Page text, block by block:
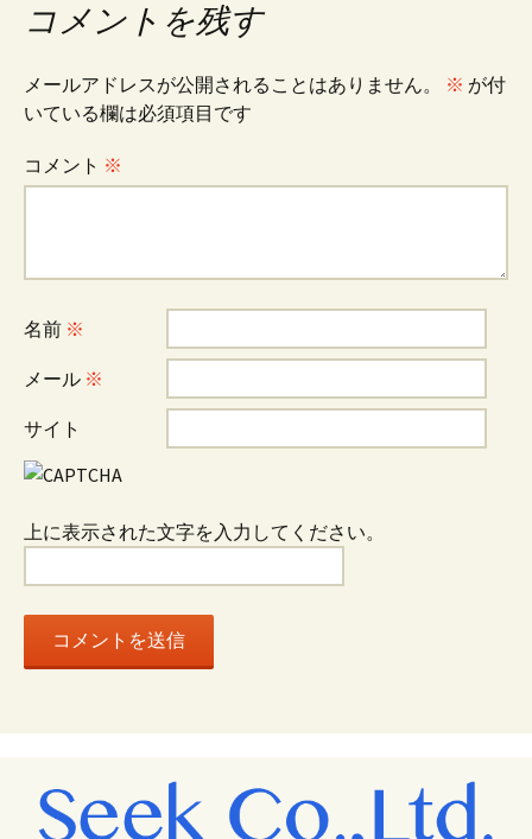
ナ
ビ
ゲ
ー
シ
ョ
ン
コメントを残す
メールアドレスが公開されることはありません。 ※ が付
いている欄は必須項目です
コメント ※
名前 ※
メール ※
サイト
上に表示された文字を入力してください。